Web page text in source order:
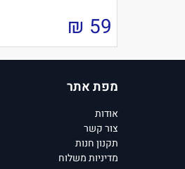
59
₪
מפת אתר
אודות
צור קשר
תקנון חנות
מדיניות משלוח